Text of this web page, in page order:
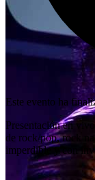
Este evento ha
Presentación en
de rock/pop, rock
imperdible y con